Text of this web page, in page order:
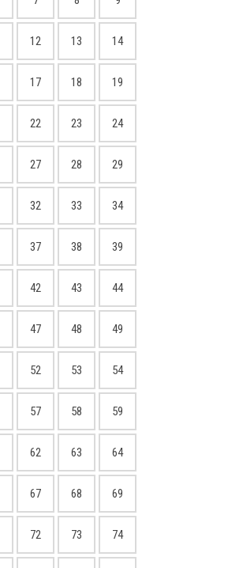
12 13 14
17 18 19
22 23 24
27 28 29
32 33 34
37 38 39
42 43 44
47 48 49
52 53 54
57 58 59
62 63 64
67 68 69
72 73 74